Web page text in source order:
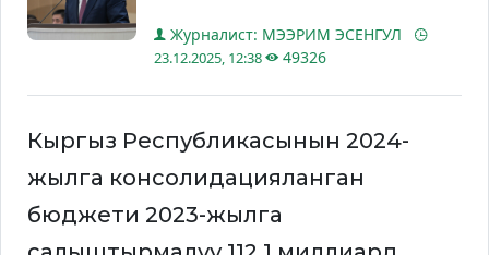
Журналист: МЭЭРИМ ЭСЕНГУЛ
23.12.2025, 12:38 49326
Кыргыз Республикасынын 2024-
жылга консолидацияланган
бюджети 2023-жылга